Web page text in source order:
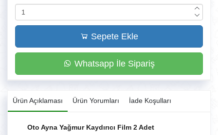
Sepete Ekle
Whatsapp İle Sipariş
Ürün Açıklaması Ürün Yorumları İade Koşulları
Oto Ayna Yağmur Kaydırıcı Film 2 Adet